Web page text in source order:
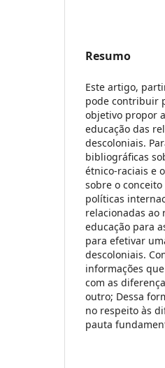
Resumo
Este artigo,
pode contribuir
objetivo propor
educação das
descoloniais.
bibliográficas
étnico-raciais e
sobre o
políticas
relacionadas ao
educação para
para efetivar
descoloniais.
informações
com as
outro; Dessa
no respeito às
pauta